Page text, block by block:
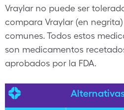
Vraylar no puede ser
compara Vraylar (en
comunes. Todos estos
son medicamentos
aprobados por la FDA.